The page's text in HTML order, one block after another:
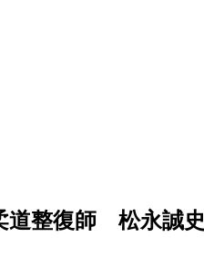
整復師 松永誠史